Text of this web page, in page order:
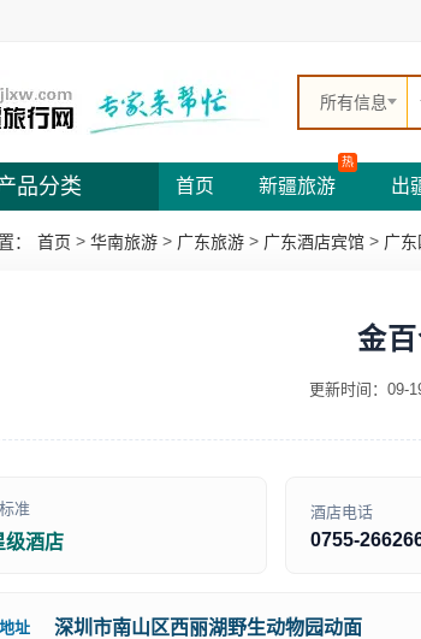
所有信息
品分类 首页 新疆旅游
热
出
： 首页 > 华南旅游 > 广东旅游 > 广东酒店宾馆 > 广
金
更新时间：09-
准
级酒店
酒店电话
0755-
址 深圳市南山区西丽湖野生动物园动面